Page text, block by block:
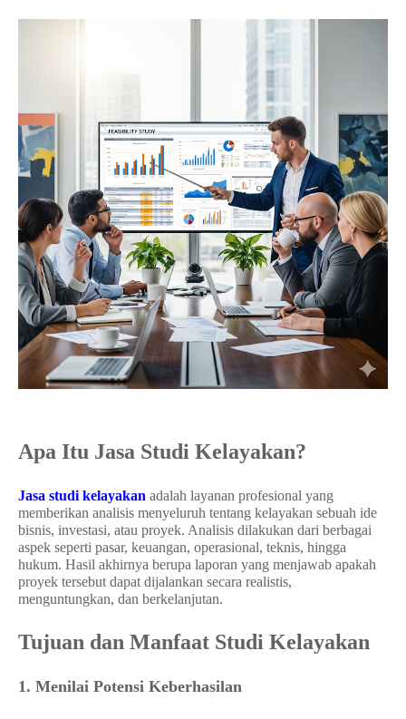
Apa Itu Jasa Studi Kelayakan?
Jasa studi kelayakan adalah layanan profesional yang
memberikan analisis menyeluruh tentang kelayakan sebuah ide
bisnis, investasi, atau proyek. Analisis dilakukan dari berbagai
aspek seperti pasar, keuangan, operasional, teknis, hingga
hukum. Hasil akhirnya berupa laporan yang menjawab apakah
proyek tersebut dapat dijalankan secara realistis,
menguntungkan, dan berkelanjutan.
Tujuan dan Manfaat Studi Kelayakan
1. Menilai Potensi Keberhasilan